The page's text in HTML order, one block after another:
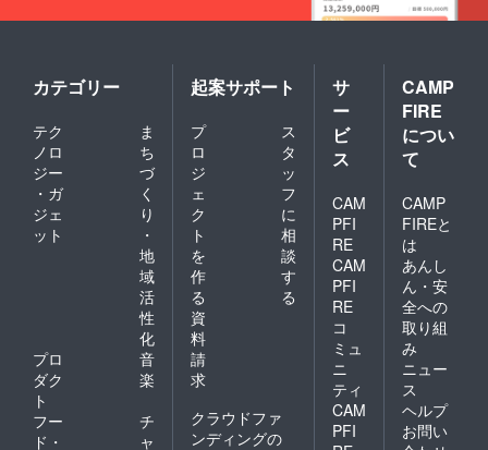
をfacebookの非公開グ
ループページに招待さ
え、りえには非公
開）。定期的に撮影し
た動画、二人の心情を
吐露した日記等を元に
パトロンの方と議論
し、最終的な方向性は
クエスチョン機能を活
用し多数決で決定致し
ます。
&lt;参照：Honda
本田技研工業(株)
ことにしました。つま
の双子であること、
(B)ちえ、りえ共に大
学の映画サークルの同
期で気心しれた友人だ
ということです。二人
が映画サークルに所属
（監督兼女優）してい
たため、撮影に一定の
理解があることも本作
品の制作を決めた一つ
の理由です。 以上、
長々と自分語りをして
は2月24日から撮影を
カテゴリー
テク
ノロ
ジー
・ガ
ジェ
ット
ま
ち
づ
く
り
・
地
域
活
性
化
プロ
ダク
ト
音
楽
フー
ド・
チ
ャ
起案サポート
プ
ロ
ジ
ェ
ク
ト
を
作
る
ス
タ
ッ
フ
に
相
談
す
る
資
料
請
求
クラウドファ
ンディングの
サ
ー
ビ
ス
CAM
PFI
RE
CAM
PFI
RE
コ
ミュ
ニ
ティ
CAM
PFI
CAMP
FIRE
につい
て
CAMP
FIREと
は
あんし
ん・安
全への
取り組
み
ニュー
ス
ヘルプ
お問い